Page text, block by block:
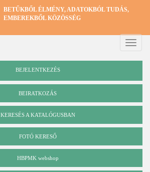
BETŰKBŐL ÉLMÉNY, ADATOKBÓL TUDÁS,
EMBEREKBŐL KÖZÖSSÉG
Toggle
BEJELENTKEZÉS
BEIRATKOZÁS
KERESÉS A KATALÓGUSBAN
FOTÓ KERESŐ
HBPMK webshop